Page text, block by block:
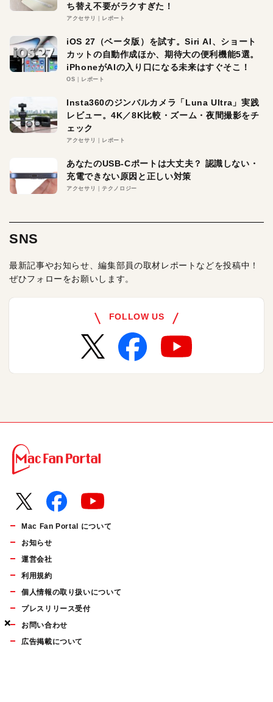
×
×
×
ち替え不要がラクすぎた！
アクセサリ レポート
iOS 27（ベータ版）を試す。Siri AI、ショート
カットの自動作成ほか、期待大の便利機能5選。
iPhoneがAIの入り口になる未来はすぐそこ！
OS レポート
Insta360のジンバルカメラ「Luna Ultra」実践
レビュー。4K／8K比較・ズーム・夜間撮影をチ
ェック
アクセサリ レポート
あなたのUSB-Cポートは大丈夫？ 認識しない・
充電できない原因と正しい対策
アクセサリ テクノロジー
SNS
最新記事やお知らせ、編集部員の取材レポートなどを投稿中！
ぜひフォローをお願いします。
FOLLOW US
Mac Fan Portal について
お知らせ
運営会社
利用規約
個人情報の取り扱いについて
プレスリリース受付
お問い合わせ
広告掲載について